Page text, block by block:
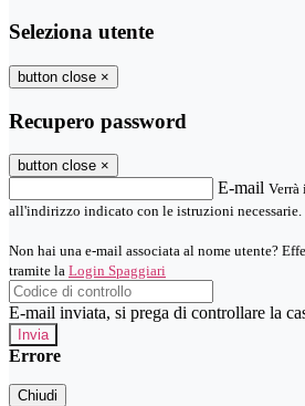
Seleziona utente
button close ×
Recupero password
button close ×
E-mail Verrà
all'indirizzo indicato con le istruzioni necessarie.
Non hai una e-mail associata al nome utente?
tramite la Login Spaggiari
E-mail inviata, si prega di controllare la
Errore
Chiudi